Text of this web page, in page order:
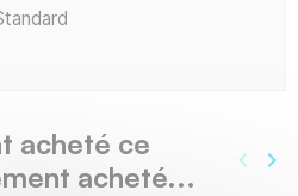
acheté ce
acheté...
keyboard_arrow_left keyboard_arrow_right